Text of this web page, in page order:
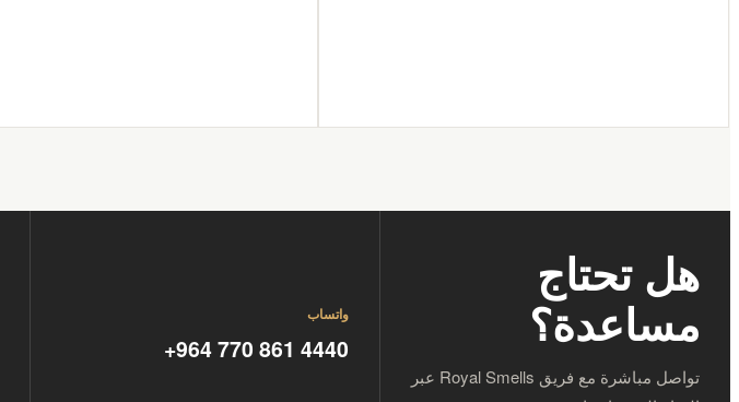
هل تحتاج
مساعدة؟
تواصل مباشرة مع فريق Royal Smells عبر
واتساب
+964 770 861 4440